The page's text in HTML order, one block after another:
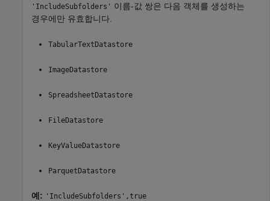
'IncludeSubfolders' 이름-값 쌍은 다음 객체를 생성하는
경우에만 유효합니다.
TabularTextDatastore
ImageDatastore
SpreadsheetDatastore
FileDatastore
KeyValueDatastore
ParquetDatastore
예: 'IncludeSubfolders',true